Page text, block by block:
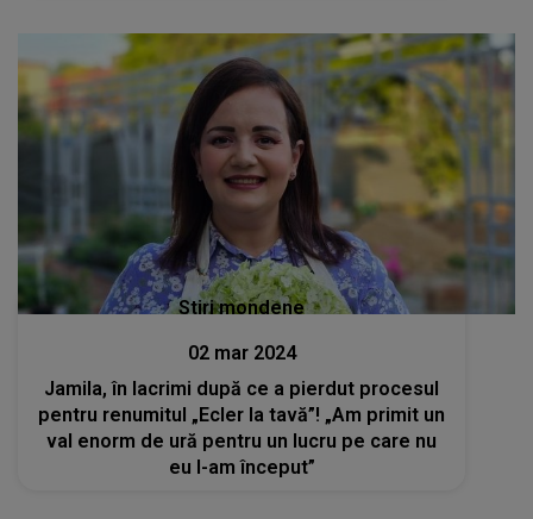
Stiri mondene
02 mar 2024
Jamila, în lacrimi după ce a pierdut procesul
pentru renumitul „Ecler la tavă”! „Am primit un
val enorm de ură pentru un lucru pe care nu
eu l-am început”